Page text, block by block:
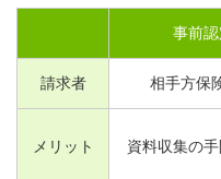
事前認
請求者 相手方保
メリット 資料収集の